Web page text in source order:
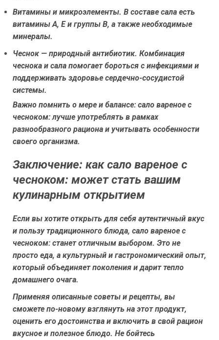
Витамины и микроэлементы. В составе сала есть
витамины А, Е и группы В, а также необходимые
минералы.
Чеснок — природный антибиотик. Комбинация
чеснока и сала помогает бороться с инфекциями и
поддерживать здоровье сердечно-сосудистой
системы.
Важно помнить о мере и балансе: сало вареное с
чесноком: лучше употреблять в рамках
разнообразного рациона и учитывать особенности
своего организма.
Заключение: как сало вареное с
чесноком: может стать вашим
кулинарным открытием
Если вы хотите открыть для себя аутентичный вкус
и пользу традиционного блюда, сало вареное с
чесноком: станет отличным выбором. Это не
просто еда, а культурный и гастрономический опыт,
который объединяет поколения и дарит тепло
домашнего очага.
Применяя описанные советы и рецепты, вы
сможете по-новому взглянуть на этот продукт,
оценить его достоинства и включить в свой рацион
вкусное и полезное блюдо. Не бойтесь